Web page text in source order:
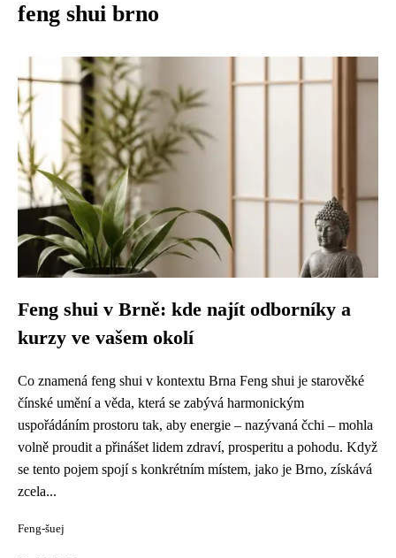
feng shui brno
Feng shui v Brně: kde najít odborníky a
kurzy ve vašem okolí
Co znamená feng shui v kontextu Brna Feng shui je starověké
čínské umění a věda, která se zabývá harmonickým
uspořádáním prostoru tak, aby energie – nazývaná čchi – mohla
volně proudit a přinášet lidem zdraví, prosperitu a pohodu. Když
se tento pojem spojí s konkrétním místem, jako je Brno, získává
zcela...
Feng-šuej